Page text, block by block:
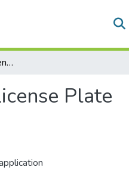
Smart Parking Management System with Automatic License Plate Recognition
Plate